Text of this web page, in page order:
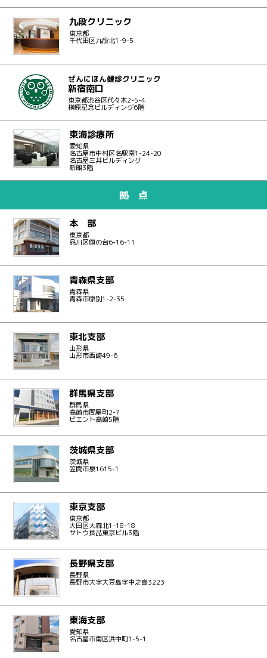
九段クリニック
東京都
千代田区九段北1-9-5
ぜんにほん健診クリニック
新宿南口
東京都渋谷区代々木2-5-4
榊原記念ビルディング6階
東海診療所
愛知県
名古屋市中村区名駅南1-24-20
名古屋三井ビルディング
新館3階
拠 点
本 部
東京都
品川区旗の台6-16-11
青森県支部
青森県
青森市原別1-2-35
東北支部
山形県
山形市西崎49-6
群馬県支部
群馬県
高崎市問屋町2-7
ビエント高崎5階
茨城県支部
茨城県
笠間市泉1615-1
東京支部
東京都
大田区大森北1-18-18
サトウ食品東京ビル3階
長野県支部
長野県
長野市大字大豆島字中之島3223
東海支部
愛知県
名古屋市南区浜中町1-5-1